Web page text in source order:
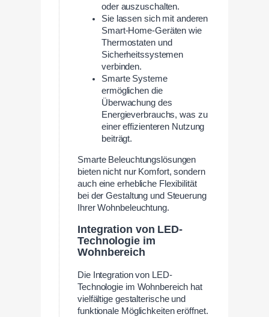
oder auszuschalten.
Sie lassen sich mit anderen
Smart-Home-Geräten wie
Thermostaten und
Sicherheitssystemen
verbinden.
Smarte Systeme
ermöglichen die
Überwachung des
Energieverbrauchs, was zu
einer effizienteren Nutzung
beiträgt.
Smarte Beleuchtungslösungen
bieten nicht nur Komfort, sondern
auch eine erhebliche Flexibilität
bei der Gestaltung und Steuerung
Ihrer Wohnbeleuchtung.
Integration von LED-
Technologie im
Wohnbereich
Die Integration von LED-
Technologie im Wohnbereich hat
vielfältige gestalterische und
funktionale Möglichkeiten eröffnet.